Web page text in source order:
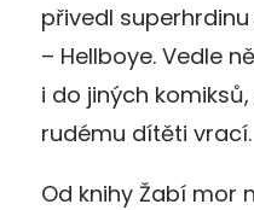
přivedl
– Hellboye. Vedle
i do jiných
rudému dítěti vrací.
Od knihy Žabí mor